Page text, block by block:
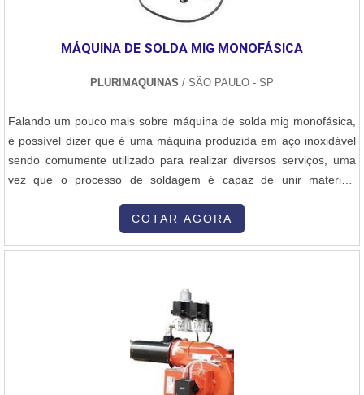
passam despercebidos e podem gerar prejuízo futuros para os
Metals é inovadora quando falamos do segmento de consumíveis
e equipamentos para solda e brasagem. O foco é oferecer o que
equipe multidisciplinar de consultores associados que terão o
maior prazer em auxiliar com suas dúvidas.A MELHOR EMPRESA
NO SEGMENTOSomente na Sanne Metals tem a solução ideal
para consumíveis e equipamentos para solda e brasagem.
variedades em maçaricos e equipamentos para soldagem e
brasagem com ótima qualidade e assertividade.Apresentando
produtos de alto padrão, a empresa conta com profissionais
conquistando então a confiança de todos. A Sanne Metals é uma
empresa que tem sido apontada de forma positiva no mercado
pela idoneidade em tudo que faz, garantindo uma entrega de
excelência de ponta a ponta..
MÁQUINA DE SOLDA MIG MONOFÁSICA
PLURIMAQUINAS / SÃO PAULO - SP
Falando um pouco mais sobre máquina de solda mig monofásica,
é possível dizer que é uma máquina produzida em aço inoxidável
sendo comumente utilizado para realizar diversos serviços, uma
vez que o processo de soldagem é capaz de unir materiais
DO PRODUTOPodendo ser fundamental para construção de
implemento rodoviário e indústria forja, indústrias de manutenção
industrial , fabricante de moinho vertical.Pensando mais a longo
prazo, pode ser reconhecido pelos diferenciais que envolvem
durabilidade, baixo custo, baixa manutenção, alta dureza e
resistente a corrosão, padrões que compõem a marca registrada
COTAR AGORA